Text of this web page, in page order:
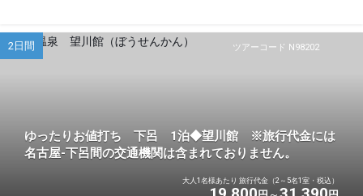
ツアーコード N98202
2日間
ゆったりお値打ち 下呂 1泊◆望川館 ※旅行代金には
名古屋-下呂間の交通機関は含まれておりません。
大人1名様あたり 旅行代金（2～5名1室・税込）